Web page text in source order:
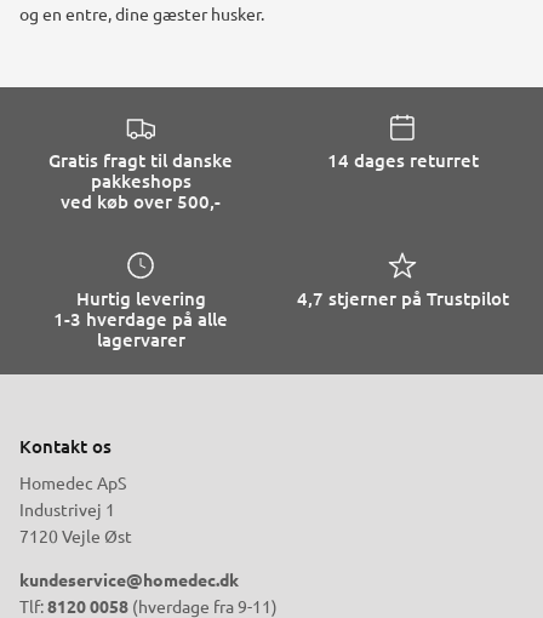
og en entre, dine gæster husker.
Gratis fragt til danske
pakkeshops
ved køb over 500,-
14 dages returret
Hurtig levering
1-3 hverdage på alle
lagervarer
4,7 stjerner på Trustpilot
Kontakt os
Homedec ApS
Industrivej 1
7120 Vejle Øst
kundeservice@homedec.dk
Tlf:8120 0058 (hverdage fra 9-11)